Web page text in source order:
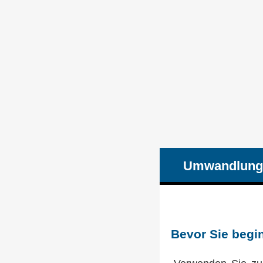
Bevor Sie